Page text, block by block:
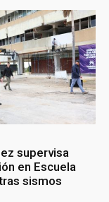
supervisa
en Escuela
sismos